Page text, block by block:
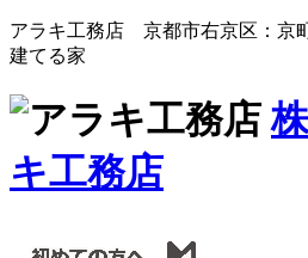
アラキ工務店 京都市右京区：京
建てる家
キ工務店